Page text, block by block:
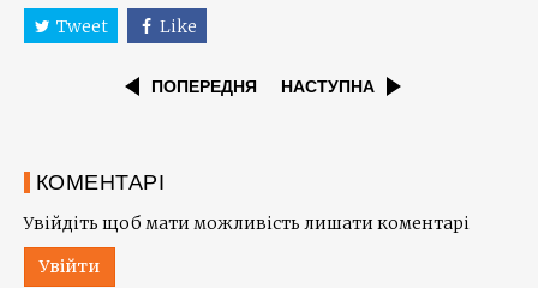
Tweet Like
ПОПЕРЕДНЯ НАСТУПНА
КОМЕНТАРІ
Увійдіть щоб мати можливість лишати коментарі
Увійти